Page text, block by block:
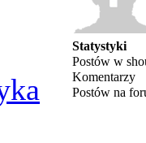
Statystyki
Postów w
Komentarzy
Postów na